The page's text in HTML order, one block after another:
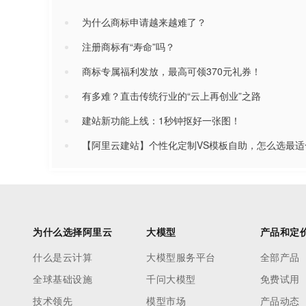
为什么商标申请越来越难了？
注册商标有“寿命”吗？
商标专属福利发放，最高可领370元礼券！
有多难？直击传统行业的“云上再创业”之路
建站新功能上线：1秒钟抠好一张图！
【阿里云建站】个性化定制VS模板自助，怎么选最